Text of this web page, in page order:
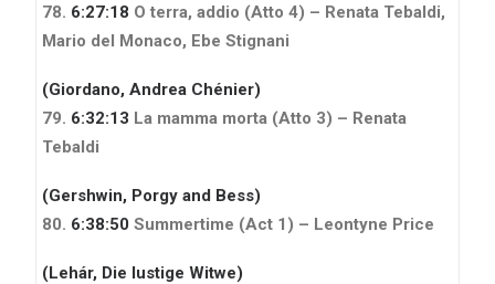
78. 6:27:18 O terra, addio (Atto 4) – Renata Tebaldi,
Mario del Monaco, Ebe Stignani
(Giordano, Andrea Chénier)
79. 6:32:13 La mamma morta (Atto 3) – Renata
Tebaldi
(Gershwin, Porgy and Bess)
80. 6:38:50 Summertime (Act 1) – Leontyne Price
(Lehár, Die lustige Witwe)